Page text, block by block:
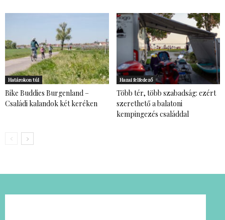
Határokon túl
Bike Buddies Burgenland –
Családi kalandok két keréken
Hazai felfedező
Több tér, több szabadság: ezért
szerethető a balatoni
kempingezés családdal